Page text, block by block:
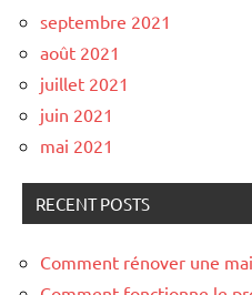
septembre 2021
août 2021
juillet 2021
juin 2021
mai 2021
RECENT POSTS
Comment rénover une